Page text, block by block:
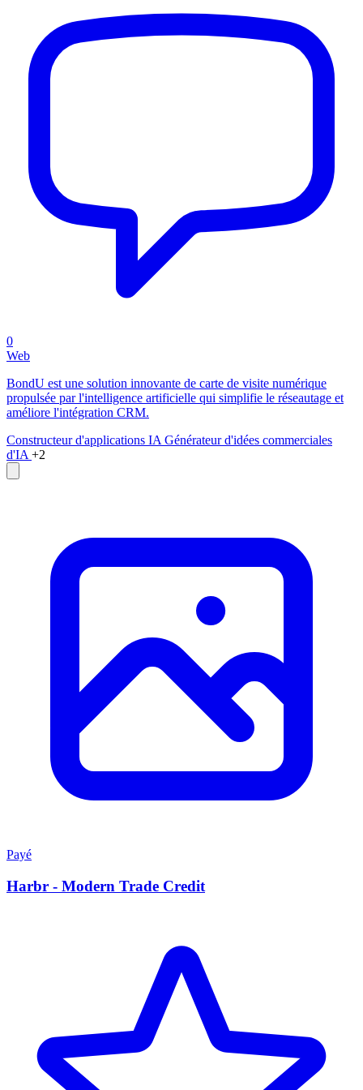
0
Web
BondU est une solution innovante de carte de visite numérique
propulsée par l'intelligence artificielle qui simplifie le réseautage et
améliore l'intégration CRM.
Constructeur d'applications IA Générateur d'idées commerciales
d'IA +2
Payé
Harbr - Modern Trade Credit